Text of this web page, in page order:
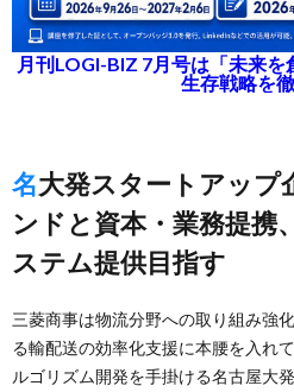
月刊LOGI-BIZ 7月号は「未来
生存戦略を
名大発スタートアップ企業オプティマイ
ンドと資本・業務提携
ステム提供目指す
三菱商事は物流分野への取り組み強
る輸配送の効率化支援に本腰を入れ
ルゴリズム開発を手掛ける名古屋大